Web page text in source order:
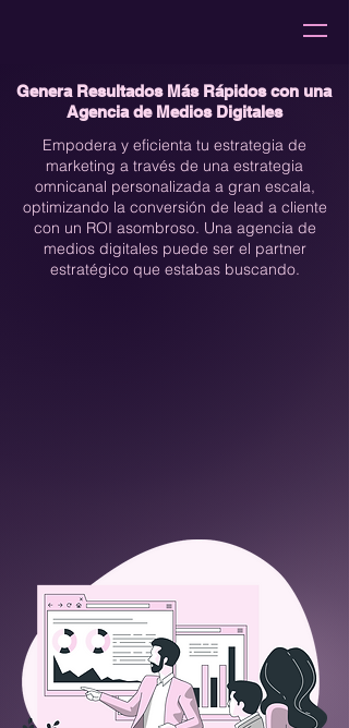
Genera Resultados Más Rápidos con una
Agencia de Medios Digitales
Empodera y eficienta tu estrategia de
marketing a través de una estrategia
omnicanal personalizada a gran escala,
optimizando la conversión de lead a cliente
con un ROI asombroso. Una agencia de
medios digitales puede ser el partner
estratégico que estabas buscando.